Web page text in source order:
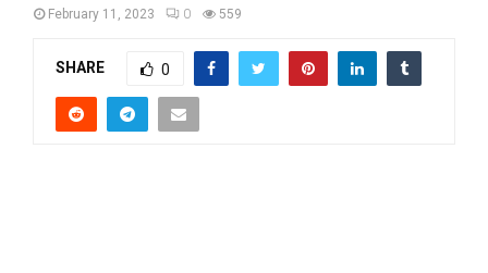
February 11, 2023 0 559
SHARE 0